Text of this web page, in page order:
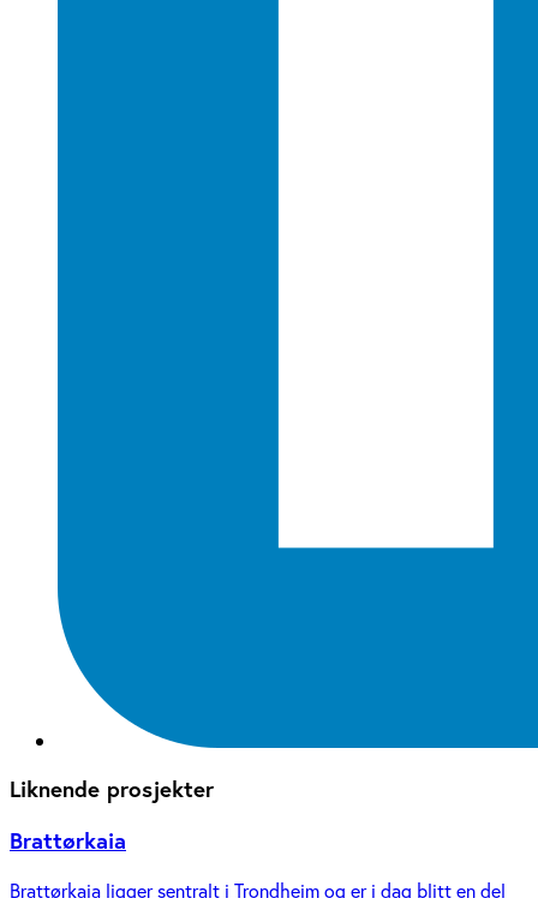
Liknende prosjekter
Brattørkaia
Brattørkaia ligger sentralt i Trondheim og er i dag blitt en del